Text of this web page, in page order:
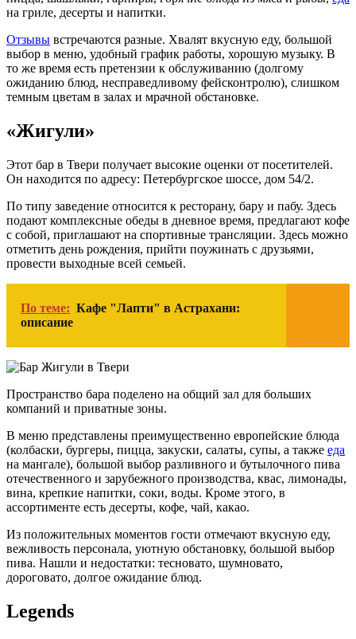
на гриле, десерты и напитки.
Отзывы встречаются разные. Хвалят вкусную еду, большой
выбор в меню, удобный график работы, хорошую музыку. В
то же время есть претензии к обслуживанию (долгому
ожиданию блюд, несправедливому фейсконтролю), слишком
темным цветам в залах и мрачной обстановке.
«Жигули»
Этот бар в Твери получает высокие оценки от посетителей.
Он находится по адресу: Петербургское шоссе, дом 54/2.
По типу заведение относится к ресторану, бару и пабу. Здесь
подают комплексные обеды в дневное время, предлагают кофе
с собой, приглашают на спортивные трансляции. Здесь можно
отметить день рождения, прийти поужинать с друзьями,
провести выходные всей семьей.
По теме: Кафе "Лапти" в Астрахани:
описание
Пространство бара поделено на общий зал для больших
компаний и приватные зоны.
В меню представлены преимущественно европейские блюда
(колбаски, бургеры, пицца, закуски, салаты, супы, а также еда
на мангале), большой выбор разливного и бутылочного пива
отечественного и зарубежного производства, квас, лимонады,
вина, крепкие напитки, соки, воды. Кроме этого, в
ассортименте есть десерты, кофе, чай, какао.
Из положительных моментов гости отмечают вкусную еду,
вежливость персонала, уютную обстановку, большой выбор
пива. Нашли и недостатки: тесновато, шумновато,
дороговато, долгое ожидание блюд.
Legends